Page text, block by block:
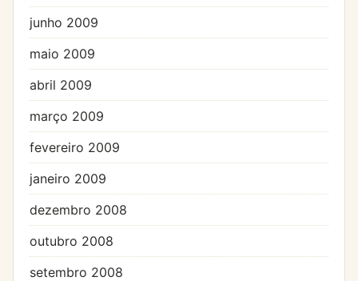
junho 2009
maio 2009
abril 2009
março 2009
fevereiro 2009
janeiro 2009
dezembro 2008
outubro 2008
setembro 2008